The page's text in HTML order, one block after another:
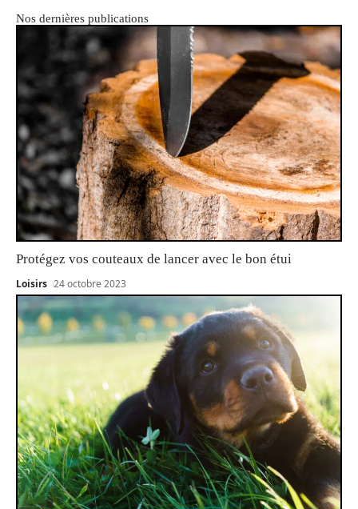
Nos dernières publications
Protégez vos couteaux de lancer avec le bon étui
Loisirs 24 octobre 2023